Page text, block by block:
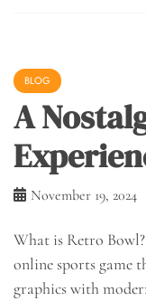
BLOG
A
November 19, 2024
What is Retro
online sports game
graphics with